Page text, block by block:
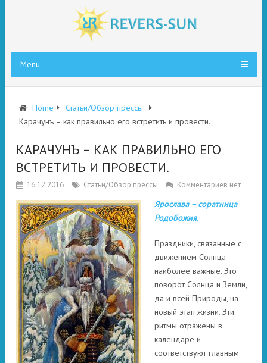
Menu
Home
Статьи/Обзор прессы
Карачунъ – как правильно его встретить и провести.
КАРАЧУНЪ – КАК ПРАВИЛЬНО ЕГО
ВСТРЕТИТЬ И ПРОВЕСТИ.
16.12.2016 Статьи/Обзор прессы Комментариев нет
Ярослава – соратница
Родобожия.
Праздники, связанные с
движением Солнца –
наиболее важные. Это
поворот Солнца и Земли,
да и всей Природы, на
новый этап жизни. Эти
ритмы отражены в
календаре и
соответствуют главным